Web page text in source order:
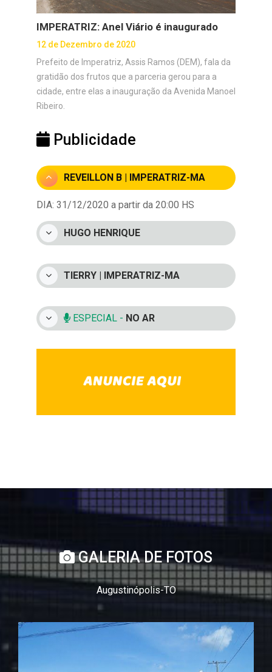
IMPERATRIZ: Anel Viário é inaugurado
12 de Dezembro de 2020
Prefeito de Imperatriz, Assis Ramos (DEM), fala da
gratidão dos frutos que a parceria gerou para a
cidade, entre elas a inauguração da Avenida Manoel
Ribeiro.
Publicidade
REVEILLON B | IMPERATRIZ-MA
DIA: 31/12/2020 a partir da 20:00 HS
HUGO HENRIQUE
TIERRY | IMPERATRIZ-MA
ESPECIAL - NO AR
GALERIA DE FOTOS
Augustinópolis-TO